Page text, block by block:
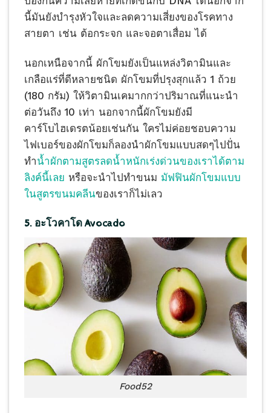
นี้มันยังบำรุงหัวใจและลดความเสี่ยงของโรคทาง
สายตา เช่น ต้อกระจก และจอตาเสื่อม ได้
นอกเหนือจากนี้ ผักโขมยังเป็นแหล่งวิตามินและ
เกลือแร่ที่ดีหลายชนิด ผักโขมที่ปรุงสุกแล้ว 1 ถ้วย
(180 กรัม) ให้วิตามินเคมากกว่าปริมาณที่แนะนำ
ต่อวันถึง 10 เท่า นอกจากนี้ผักโขมยังมี
คาร์โบไฮเดรตน้อยเช่นกัน ใครไม่ค่อยชอบความ
ไฟเบอร์ของผักโขมก็ลองนำผักโขมแบบสดๆไปปั่น
ทำน้ำผักตามสูตรลดน้ำหนักเร่งด่วนของเราได้ตาม
ลิงค์นี้เลย หรือจะนำไปทำขนม มัฟฟินผักโขมแบบ
ในสูตรขนมคลีนของเราก็ไม่เลว
5. อะโวคาโด Avocado
Food52